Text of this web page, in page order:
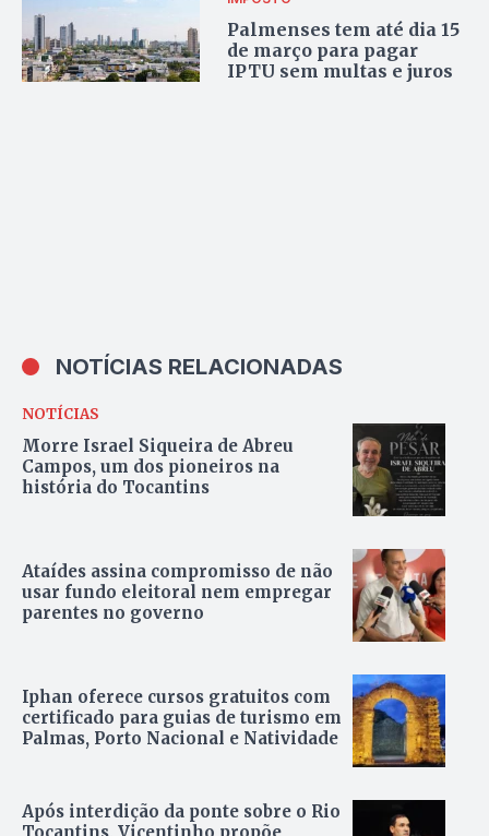
Palmenses tem até dia 15
de março para pagar
IPTU sem multas e juros
NOTÍCIAS RELACIONADAS
NOTÍCIAS
Morre Israel Siqueira de Abreu
Campos, um dos pioneiros na
história do Tocantins
Ataídes assina compromisso de não
usar fundo eleitoral nem empregar
parentes no governo
Iphan oferece cursos gratuitos com
certificado para guias de turismo em
Palmas, Porto Nacional e Natividade
Após interdição da ponte sobre o Rio